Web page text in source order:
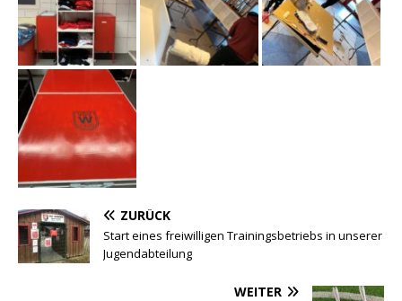
ZURÜCK
Start eines freiwilligen Trainingsbetriebs in unserer
Jugendabteilung
WEITER